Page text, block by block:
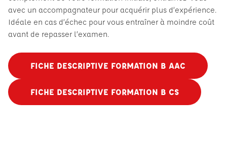
avec un accompagnateur pour acquérir plus d’expérience.
Idéale en cas d’échec pour vous entraîner à moindre coût
avant de repasser l’examen.
FICHE DESCRIPTIVE FORMATION B AAC
FICHE DESCRIPTIVE FORMATION B CS